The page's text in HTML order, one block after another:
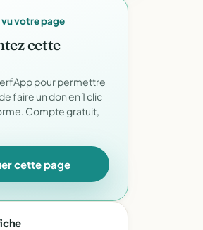
votre page
cette
pour permettre
faire un don en 1 clic
Compte gratuit,
cette page